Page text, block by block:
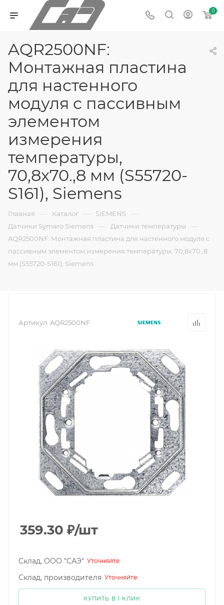
0
AQR2500NF:
Монтажная пластина
для настенного
модуля с пассивным
элементом
измерения
температуры,
70,8x70.,8 мм (S55720-
S161), Siemens
Главная — Каталог — SIEMENS —
Датчики Symaro Siemens — Датчики температуры —
AQR2500NF: Монтажная пластина для настенного модуля с
пассивным элементом измерения температуры, 70,8x70.,8
мм (S55720-S161), Siemens
Артикул: AQR2500NF
359.30 ₽/шт
Склад, ООО "САЭ" Уточняйте
Склад, производителя Уточняйте
КУПИТЬ В 1 КЛИК